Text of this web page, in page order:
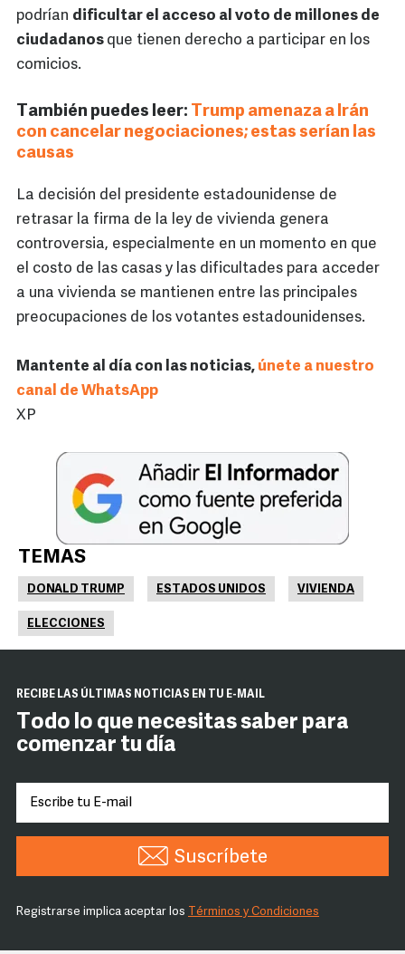
podrían dificultar el acceso al voto de millones de
ciudadanos que tienen derecho a participar en los
comicios.
También puedes leer: Trump amenaza a Irán
con cancelar negociaciones; estas serían las
causas
La decisión del presidente estadounidense de
retrasar la firma de la ley de vivienda genera
controversia, especialmente en un momento en que
el costo de las casas y las dificultades para acceder
a una vivienda se mantienen entre las principales
preocupaciones de los votantes estadounidenses.
Mantente al día con las noticias, únete a nuestro
canal de WhatsApp
XP
TEMAS
DONALD TRUMP ESTADOS UNIDOS VIVIENDA
ELECCIONES
RECIBE LAS ÚLTIMAS NOTICIAS EN TU E-MAIL
Todo lo que necesitas saber para
comenzar tu día
Suscríbete
Registrarse implica aceptar los Términos y Condiciones